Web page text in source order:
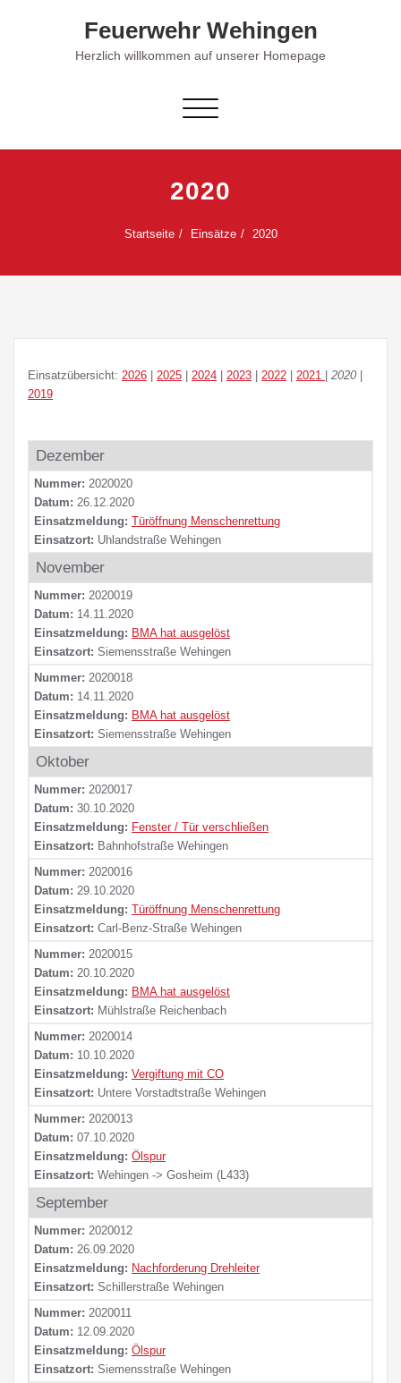
Feuerwehr Wehingen
Herzlich willkommen auf unserer Homepage
Schalte Navigation
2020
Startseite Einsätze 2020
Einsatzübersicht: 2026 2025 2024 2023 2022 2021 2020
2019
Dezember
Nummer: 2020020
Datum: 26.12.2020
Einsatzmeldung: Türöffnung Menschenrettung
Einsatzort: Uhlandstraße Wehingen
November
Nummer: 2020019
Datum: 14.11.2020
Einsatzmeldung: BMA hat ausgelöst
Einsatzort: Siemensstraße Wehingen
Nummer: 2020018
Datum: 14.11.2020
Einsatzmeldung: BMA hat ausgelöst
Einsatzort: Siemensstraße Wehingen
Oktober
Nummer: 2020017
Datum: 30.10.2020
Einsatzmeldung: Fenster / Tür verschließen
Einsatzort: Bahnhofstraße Wehingen
Nummer: 2020016
Datum: 29.10.2020
Einsatzmeldung: Türöffnung Menschenrettung
Einsatzort: Carl-Benz-Straße Wehingen
Nummer: 2020015
Datum: 20.10.2020
Einsatzmeldung: BMA hat ausgelöst
Einsatzort: Mühlstraße Reichenbach
Nummer: 2020014
Datum: 10.10.2020
Einsatzmeldung: Vergiftung mit CO
Einsatzort: Untere Vorstadtstraße Wehingen
Nummer: 2020013
Datum: 07.10.2020
Einsatzmeldung: Ölspur
Einsatzort: Wehingen -> Gosheim (L433)
September
Nummer: 2020012
Datum: 26.09.2020
Einsatzmeldung: Nachforderung Drehleiter
Einsatzort: Schillerstraße Wehingen
Nummer: 2020011
Datum: 12.09.2020
Einsatzmeldung: Ölspur
Einsatzort: Siemensstraße Wehingen